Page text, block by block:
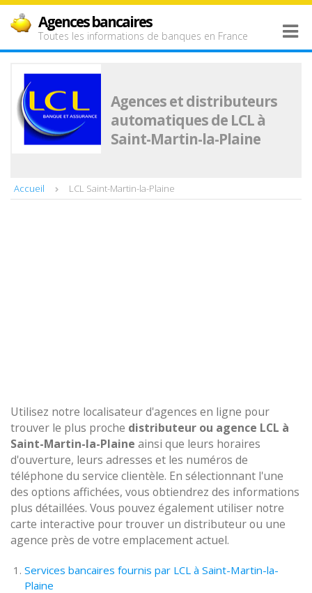
Agences bancaires
Toutes les informations de banques en France
Agences et distributeurs
automatiques de LCL à
Saint-Martin-la-Plaine
Accueil LCL Saint-Martin-la-Plaine
Utilisez notre localisateur d'agences en ligne pour
trouver le plus proche distributeur ou agence LCL à
Saint-Martin-la-Plaine ainsi que leurs horaires
d'ouverture, leurs adresses et les numéros de
téléphone du service clientèle. En sélectionnant l'une
des options affichées, vous obtiendrez des informations
plus détaillées. Vous pouvez également utiliser notre
carte interactive pour trouver un distributeur ou une
agence près de votre emplacement actuel.
Services bancaires fournis par LCL à Saint-Martin-la-
Plaine